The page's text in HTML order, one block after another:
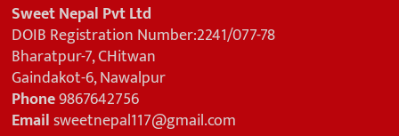
Sweet Nepal Pvt Ltd
DOIB Registration Number:2241/077-78
Bharatpur-7, CHitwan
Gaindakot-6, Nawalpur
Phone9867642756
Emailsweetnepal117@gmail.com